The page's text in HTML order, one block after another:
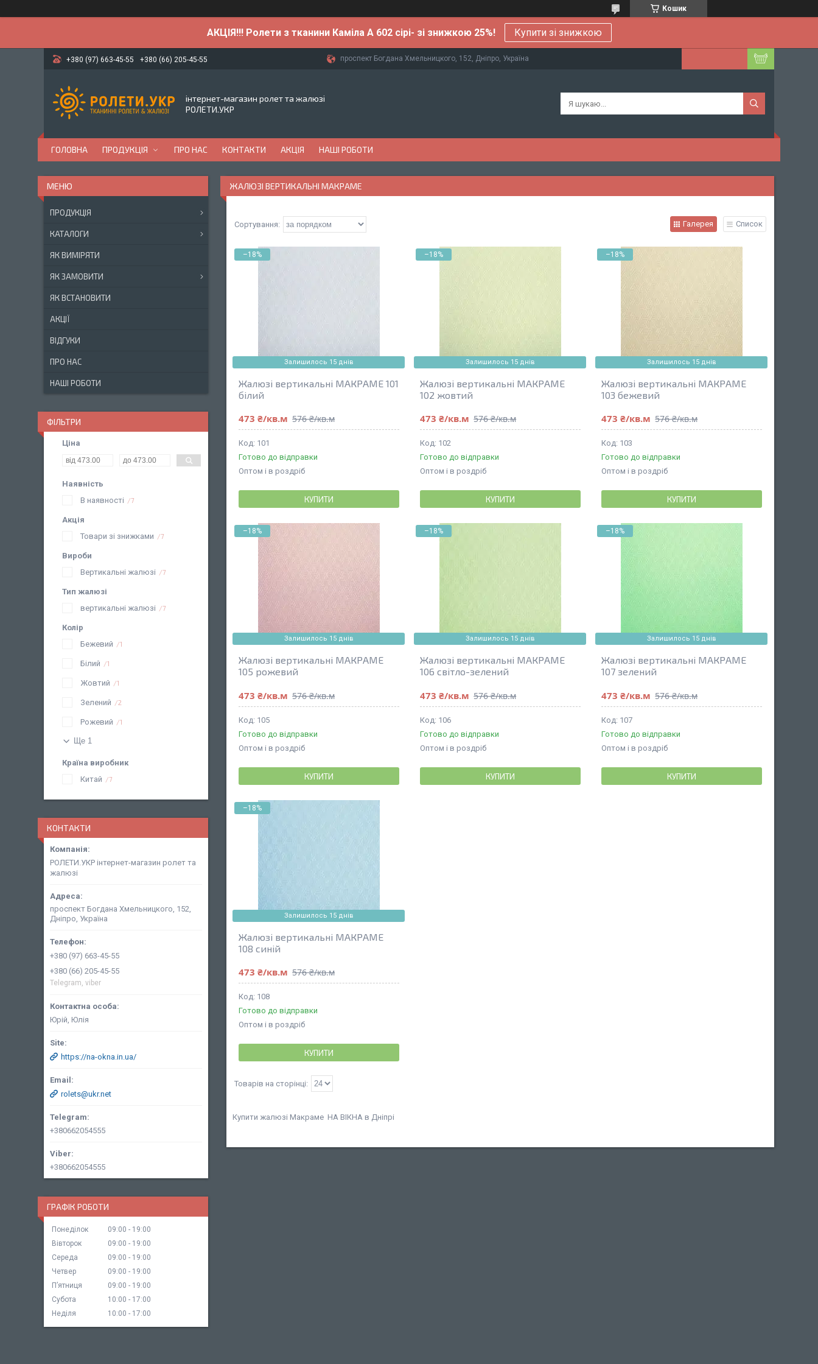
Кошик
АКЦІЯ!!! Ролети з тканини Каміла А 602 сірі- зі знижкою 25%! Купити зі знижкою
+380 (97) 663-45-55 +380 (66) 205-45-55 проспект Богдана Хмельницкого, 152, Дніпро, Україна
інтернет-магазин ролет та жалюзі
РОЛЕТИ.УКР
ГОЛОВНА ПРОДУКЦІЯ ПРО НАС КОНТАКТИ АКЦІЯ НАШІ РОБОТИ
ЖАЛЮЗІ ВЕРТИКАЛЬНІ МАКРАМЕ
Галерея Список
–18%
Залишилось 15 днів
Жалюзі вертикальні МАКРАМЕ 101
білий
473 ₴/кв.м 576 ₴/кв.м
101
Готово до відправки
Оптом і в роздріб
КУПИТИ
–18%
Залишилось 15 днів
Жалюзі вертикальні МАКРАМЕ
102 жовтий
473 ₴/кв.м 576 ₴/кв.м
102
Готово до відправки
Оптом і в роздріб
КУПИТИ
–18%
Залишилось 15 днів
Жалюзі вертикальні МАКРАМЕ
103 бежевий
473 ₴/кв.м 576 ₴/кв.м
103
Готово до відправки
Оптом і в роздріб
КУПИТИ
–18%
Залишилось 15 днів
Жалюзі вертикальні МАКРАМЕ
105 рожевий
473 ₴/кв.м 576 ₴/кв.м
105
Готово до відправки
Оптом і в роздріб
КУПИТИ
–18%
Залишилось 15 днів
Жалюзі вертикальні МАКРАМЕ
106 світло-зелений
473 ₴/кв.м 576 ₴/кв.м
106
Готово до відправки
Оптом і в роздріб
КУПИТИ
–18%
Залишилось 15 днів
Жалюзі вертикальні МАКРАМЕ
107 зелений
473 ₴/кв.м 576 ₴/кв.м
107
Готово до відправки
Оптом і в роздріб
КУПИТИ
–18%
Залишилось 15 днів
Жалюзі вертикальні МАКРАМЕ
108 синій
473 ₴/кв.м 576 ₴/кв.м
108
Готово до відправки
Оптом і в роздріб
КУПИТИ
Купити жалюзі Макраме НА ВІКНА в Дніпрі
ПРОДУКЦІЯ
КАТАЛОГИ
ЯК ВИМІРЯТИ
ЯК ЗАМОВИТИ
ЯК ВСТАНОВИТИ
АКЦІЇ
ВІДГУКИ
ПРО НАС
НАШІ РОБОТИ
ФІЛЬТРИ
Ціна
Наявність
В наявності
7
Акція
Товари зі знижками
7
Вироби
Вертикальні жалюзі
7
Тип жалюзі
вертикальні жалюзі
7
Колір
Бежевий
1
Білий 1
Жовтий 1
Зелений 2
Рожевий 1
Ще 1
Країна виробник
Китай
7
КОНТАКТИ
РОЛЕТИ.УКР інтернет-магазин ролет та
жалюзі
проспект Богдана Хмельницкого, 152,
Дніпро, Україна
+380 (97) 663-45-55
+380 (66) 205-45-55
Telegram, viber
Юрій, Юлія
https://na-okna.in.ua/
rolets@ukr.net
+380662054555
+380662054555
ГРАФІК РОБОТИ
Понеділок 09:00
19:00
Вівторок
09:00
19:00
Середа
09:00
19:00
Четвер
09:00
19:00
Пʼятниця
09:00
19:00
Субота
10:00
17:00
Неділя
10:00 17:00